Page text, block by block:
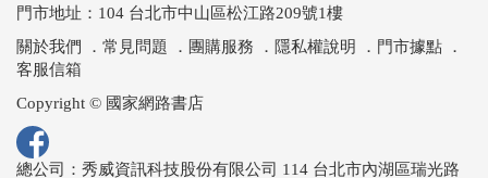
門市地址：104 台北市中山區松江路209號1樓
關於我們
． 常見問題 ． 團購服務 ． 隱私權說明 ． 門市據點 ．
客服信箱
Copyright © 國家網路書店
總公司：秀威資訊科技股份有限公司 114 台北市內湖區瑞光路